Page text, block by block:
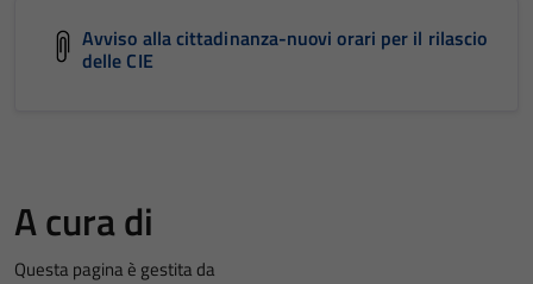
Avviso alla cittadinanza-nuovi orari per il rilascio
delle CIE
A cura di
Questa pagina è gestita da